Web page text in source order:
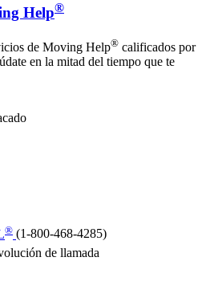
Help®
de Moving Help® calificados por
en la mitad del tiempo que te
® (1-800-468-4285)
de llamada